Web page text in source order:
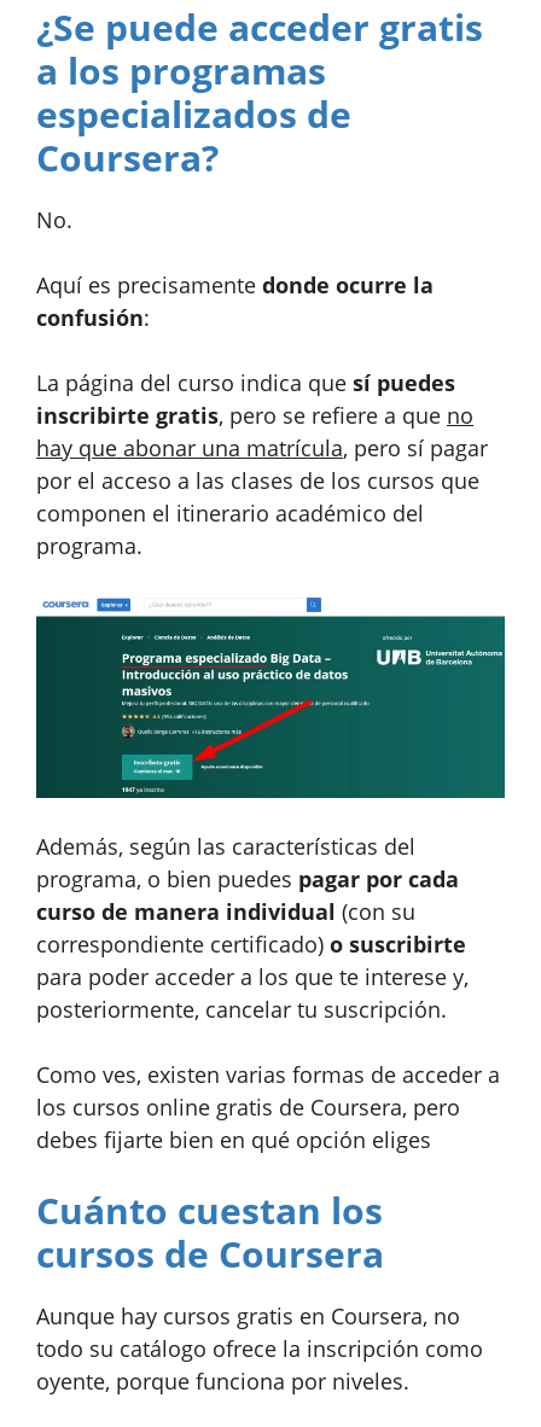
¿Se puede acceder gratis
a los programas
especializados de
Coursera?
No.
Aquí es precisamente donde ocurre la
confusión:
La página del curso indica que sí puedes
inscribirte gratis, pero se refiere a que no
hay que abonar una matrícula, pero sí pagar
por el acceso a las clases de los cursos que
componen el itinerario académico del
programa.
Además, según las características del
programa, o bien puedes pagar por cada
curso de manera individual (con su
correspondiente certificado) o suscribirte
para poder acceder a los que te interese y,
posteriormente, cancelar tu suscripción.
Como ves, existen varias formas de acceder a
los cursos online gratis de Coursera, pero
debes fijarte bien en qué opción eliges
Cuánto cuestan los
cursos de Coursera
Aunque hay cursos gratis en Coursera, no
todo su catálogo ofrece la inscripción como
oyente, porque funciona por niveles.